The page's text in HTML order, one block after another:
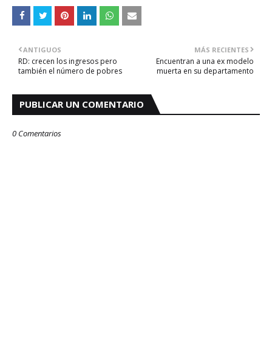
MÁS RECIENTES
Encuentran a una ex modelo
muerta en su departamento
ANTIGUOS
RD: crecen los ingresos pero
también el número de pobres
PUBLICAR UN COMENTARIO
0 Comentarios